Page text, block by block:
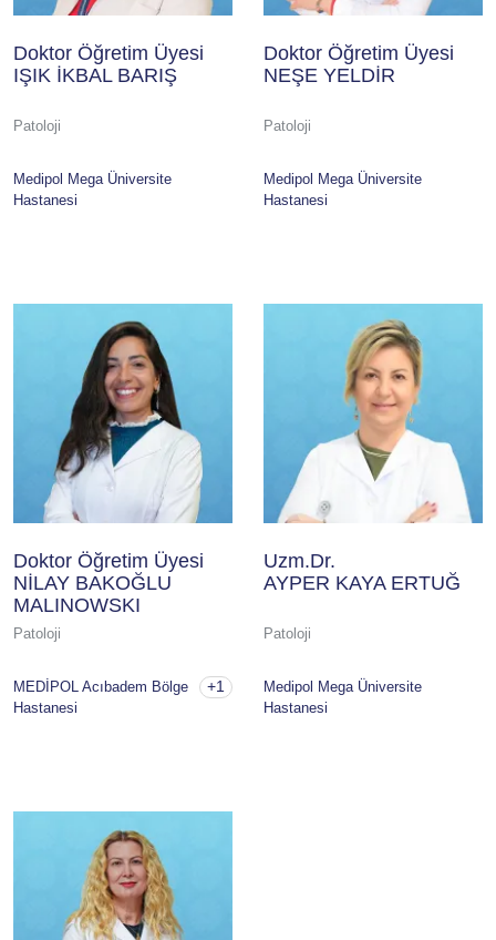
Doktor Öğretim Üyesi
IŞIK İKBAL BARIŞ
Patoloji
Medipol Mega Üniversite
Hastanesi
Doktor Öğretim Üyesi
NEŞE YELDİR
Patoloji
Medipol Mega Üniversite
Hastanesi
Doktor Öğretim Üyesi
NİLAY BAKOĞLU
MALINOWSKI
Patoloji
MEDİPOL Acıbadem Bölge
Hastanesi
+1
Uzm.Dr.
AYPER KAYA ERTUĞ
Patoloji
Medipol Mega Üniversite
Hastanesi